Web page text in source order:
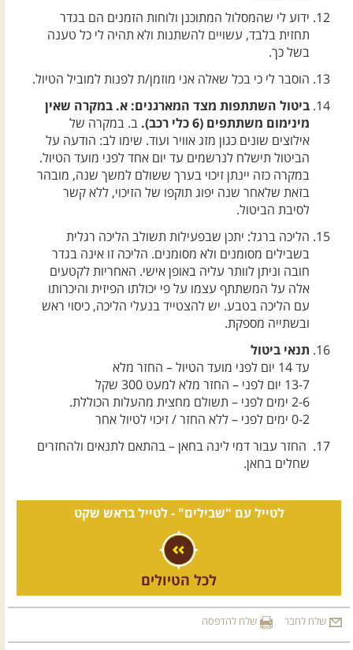
ידוע לי שהמסלול המתוכנן ולוחות הזמנים הם בגדר
תחזית בלבד, עשויים להשתנות ולא תהיה לי כל טענה
בשל כך.
הוסבר לי כי בכל שאלה אני מוזמן/ת לפנות למוביל הטיול.
ביטול השתתפות מצד המארגנים: א. במקרה שאין
מינימום משתתפים (6 כלי רכב).
ב. במקרה של
אילוצים שונים כגון מזג אוויר ועוד. שימו לב: הודעה על
הביטול תישלח לנרשמים עד יום אחד לפני מועד הטיול.
במקרה כזה יינתן זיכוי בערך ששולם למשך שנה, מובהר
בזאת שלאחר שנה יפוג תוקפו של הזיכוי, ללא קשר
לסיבת הביטול.
הליכה ברגל: יתכן שבפעילות תשולב הליכה רגלית
בשבילים מסומנים ולא מסומנים. הליכה זו אינה בגדר
חובה וניתן לוותר עליה באופן אישי. האחריות לקטעים
אלה על המשתתף עצמו על פי יכולתו הפיזית והיכרותו
עם הליכה בטבע. יש להצטייד בנעלי הליכה, כיסוי ראש
ובשתייה מספקת.
תנאי ביטול
עד 14 יום לפני מועד הטיול – החזר מלא
13-7 יום לפני – החזר מלא למעט 300 שקל
2-6 ימים לפני – תשולם מחצית מהעלות הכוללת.
0-2 ימים לפני – ללא החזר / זיכוי לטיול אחר
החזר עבור דמי לינה בחאן – בהתאם לתנאים ולהחזרים
שחלים בחאן.
לטייל עם "שבילים" -לטייל בראש שקט
לכל הטיולים
שלח לחבר שלח להדפסה